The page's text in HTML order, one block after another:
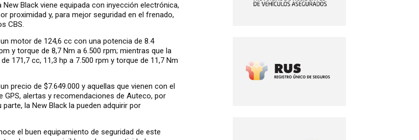
New Black viene equipada con inyección electrónica,
proximidad y, para mejor seguridad en el frenado,
CBS.
motor de 124,6 cc con una potencia de 8.4
y torque de 8,7 Nm a 6.500 rpm; mientras que la
171,7 cc, 11,3 hp a 7.500 rpm y torque de 11,7 Nm
precio de $7.649.000 y aquellas que vienen con el
GPS, alertas y recomendaciones de Auteco, por
parte, la New Black la pueden adquirir por
el buen equipamiento de seguridad de este